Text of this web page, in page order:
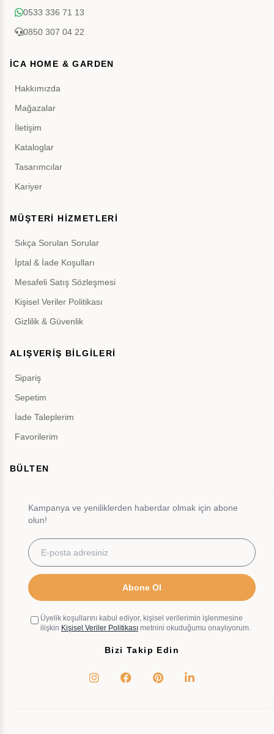
0533 336 71 13
0850 307 04 22
İCA HOME & GARDEN
Hakkımızda
Mağazalar
İletişim
Kataloglar
Tasarımcılar
Kariyer
MÜŞTERİ HİZMETLERİ
Sıkça Sorulan Sorular
İptal & İade Koşulları
Mesafeli Satış Sözleşmesi
Kişisel Veriler Politikası
Gizlilik & Güvenlik
ALIŞVERİŞ BİLGİLERİ
Sipariş
Sepetim
İade Taleplerim
Favorilerim
BÜLTEN
Kampanya ve yeniliklerden haberdar olmak için abone
olun!
Abone Ol
Üyelik koşullarını kabul ediyor, kişisel verilerimin işlenmesine
ilişkin Kişisel Veriler Politikası metnini okuduğumu onaylıyorum.
Bizi Takip Edin